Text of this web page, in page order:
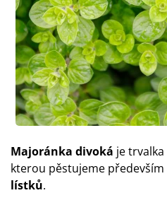
Majoránka divoká je
kterou pěstujeme
lístků.